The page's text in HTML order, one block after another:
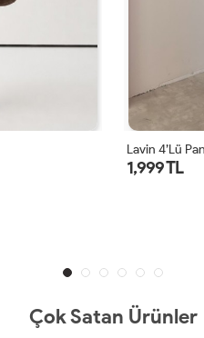
Lavin 4’lü
1,999 TL
Çok Satan Ürünler